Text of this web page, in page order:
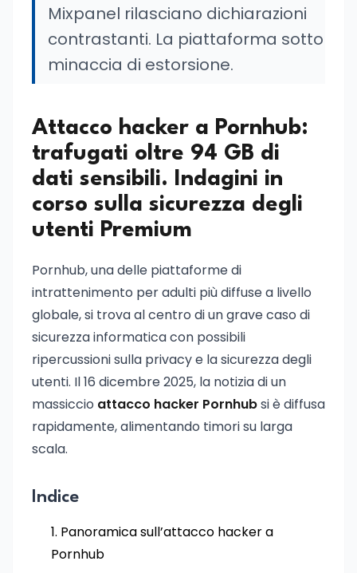
Mixpanel rilasciano dichiarazioni
contrastanti. La piattaforma sotto
minaccia di estorsione.
Attacco hacker a Pornhub:
trafugati oltre 94 GB di
dati sensibili. Indagini in
corso sulla sicurezza degli
utenti Premium
Pornhub, una delle piattaforme di
intrattenimento per adulti più diffuse a livello
globale, si trova al centro di un grave caso di
sicurezza informatica con possibili
ripercussioni sulla privacy e la sicurezza degli
utenti. Il 16 dicembre 2025, la notizia di un
massiccio attacco hacker Pornhubsi è diffusa
rapidamente, alimentando timori su larga
scala.
Indice
Panoramica sull’attacco hacker a
Pornhub